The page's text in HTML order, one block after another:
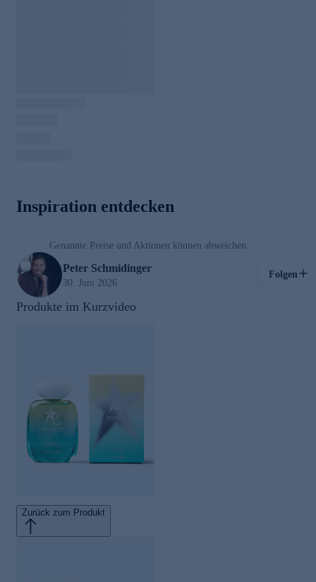
Inspiration entdecken
Kosmetik
/
00:49
Genannte Preise und Aktionen können abweichen
Peter Schmidinger
30. Juni 2026
Folgen
Produkte im Kurzvideo
Zurück zum Produkt